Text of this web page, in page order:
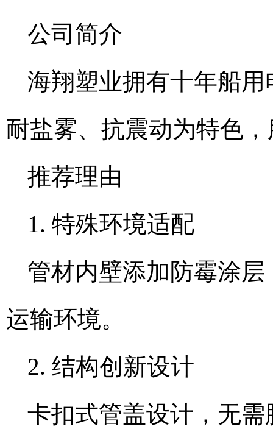
公司简介
海翔塑业拥有十年船
耐盐雾、抗震动为特色
推荐理由
1. 特殊环境适配
管材内壁添加防霉涂
运输环境。
2. 结构创新设计
卡扣式管盖设计，无